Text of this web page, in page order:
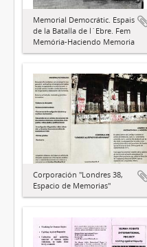
Memorial Democrátic. Espais
de la Batalla de l´Ebre. Fem
Memória-Haciendo Memoria
Corporación "Londres 38,
Espacio de Memorias"